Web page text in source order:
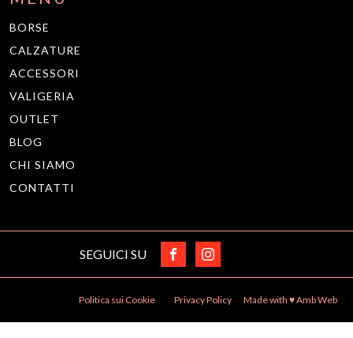
BORSE
CALZATURE
ACCESSORI
VALIGERIA
OUTLET
BLOG
CHI SIAMO
CONTATTI
SEGUICI SU
Politica sui Cookie Privacy Policy Made with ♥️ Amb Web